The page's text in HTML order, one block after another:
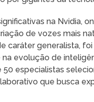
na Nvidia,
de vozes mais
caráter generalista,
evolução de
especialistas
que busca